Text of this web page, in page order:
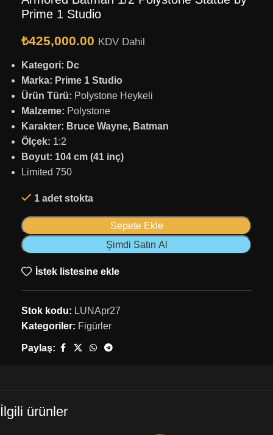
Prime 1 Studio
₺425,000.00 KDV Dahil
Kategori: Dc
Marka: Prime 1 Studio
Ürün Türü: Polystone Heykeli
Malzeme: Polystone
Karakter: Bruce Wayne, Batman
Ölçek: 1:2
Boyut: 104 cm (41 inç)
Limited 750
1 adet stokta
Sepete Ekle
Şimdi Satın Al
İstek listesine ekle
Stok kodu: LUNApr27
Kategoriler: Figürler
Paylaş:
İlgili ürünler